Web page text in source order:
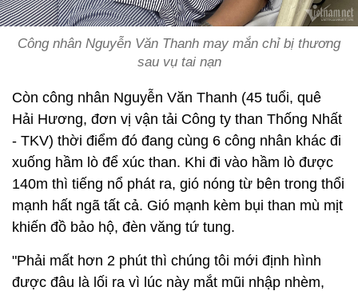
Công nhân Nguyễn Văn Thanh may mắn chỉ bị thương
sau vụ tai nạn
Còn công nhân Nguyễn Văn Thanh (45 tuổi, quê
Hải Hương, đơn vị vận tải Công ty than Thống Nhất
- TKV) thời điểm đó đang cùng 6 công nhân khác đi
xuống hầm lò để xúc than. Khi đi vào hầm lò được
140m thì tiếng nổ phát ra, gió nóng từ bên trong thổi
mạnh hất ngã tất cả. Gió mạnh kèm bụi than mù mịt
khiến đồ bảo hộ, đèn văng tứ tung.
"Phải mất hơn 2 phút thì chúng tôi mới định hình
được đâu là lối ra vì lúc này mắt mũi nhập nhèm,